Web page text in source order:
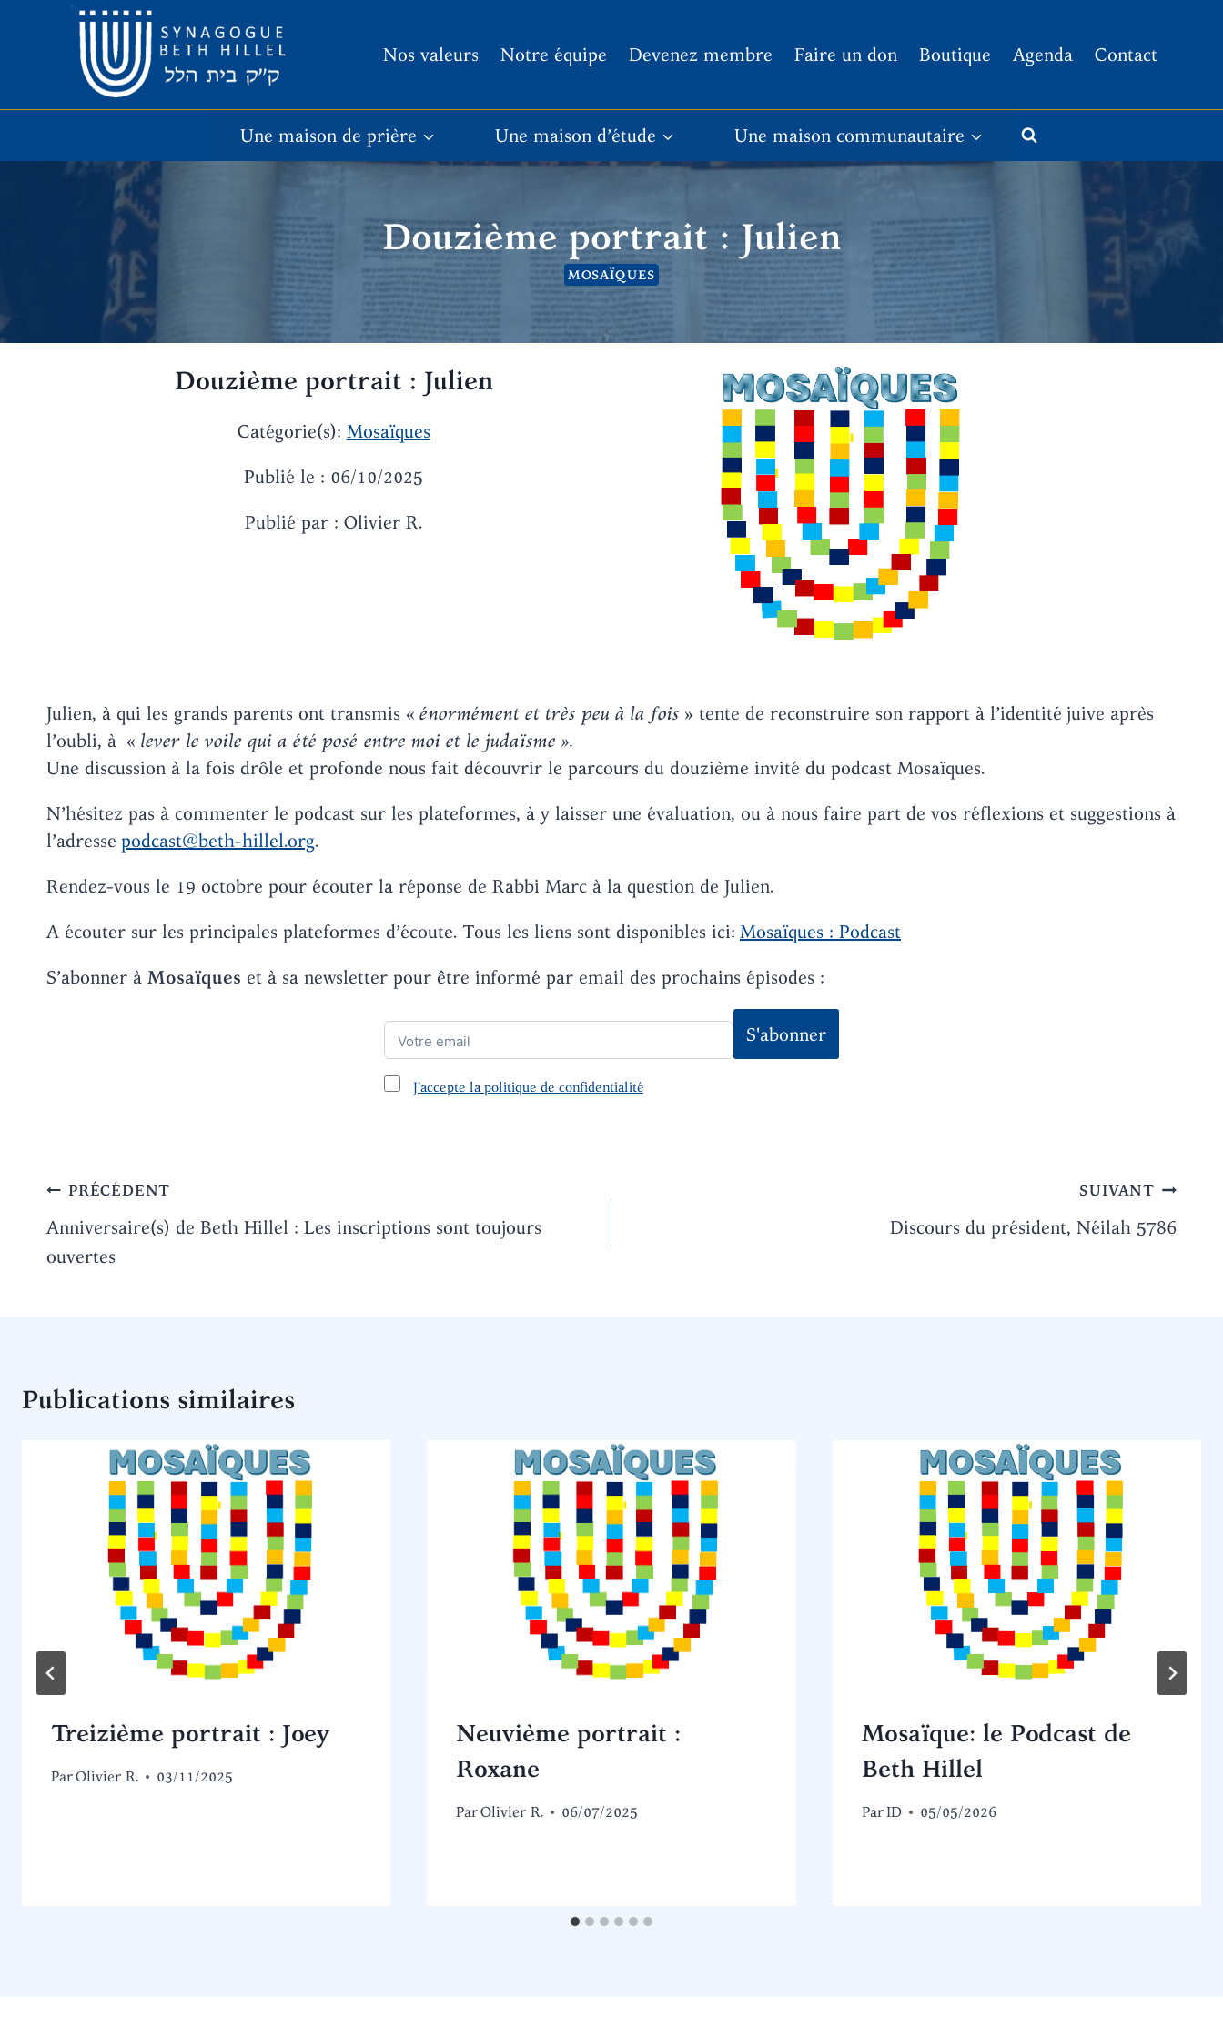
Nos valeurs Notre équipe Devenez membre Faire un don Boutique Agenda Contact
Une maison de prière Une maison d’étude Une maison communautaire
Douzième portrait : Julien
MOSAÏQUES
Douzième portrait : Julien
Catégorie(s): Mosaïques
Publié le : 06/10/2025
Publié par : Olivier R.
Julien, à qui les grands parents ont transmis « énormément et très peu à la fois » tente de reconstruire son rapport à l’identité juive après
l’oubli, à « lever le voile qui a été posé entre moi et le judaïsme ».
Une discussion à la fois drôle et profonde nous fait découvrir le parcours du douzième invité du podcast Mosaïques.
N’hésitez pas à commenter le podcast sur les plateformes, à y laisser une évaluation, ou à nous faire part de vos réflexions et suggestions à
l’adresse podcast@beth-hillel.org.
Rendez-vous le 19 octobre pour écouter la réponse de Rabbi Marc à la question de Julien.
A écouter sur les principales plateformes d’écoute. Tous les liens sont disponibles ici: Mosaïques : Podcast
S’abonner à Mosaïques et à sa newsletter pour être informé par email des prochains épisodes :
J'accepte la politique de confidentialité
Navigation
de
l’article
PRÉCÉDENT
Anniversaire(s) de Beth Hillel : Les inscriptions sont toujours
ouvertes
SUIVANT
Discours du président, Néilah 5786
Publications similaires
Treizième portrait : Joey
ParOlivier R. 03/11/2025
Neuvième portrait :
Roxane
ParOlivier R. 06/07/2025
Mosaïque: le Podcast de
Beth Hillel
ParID 05/05/2026